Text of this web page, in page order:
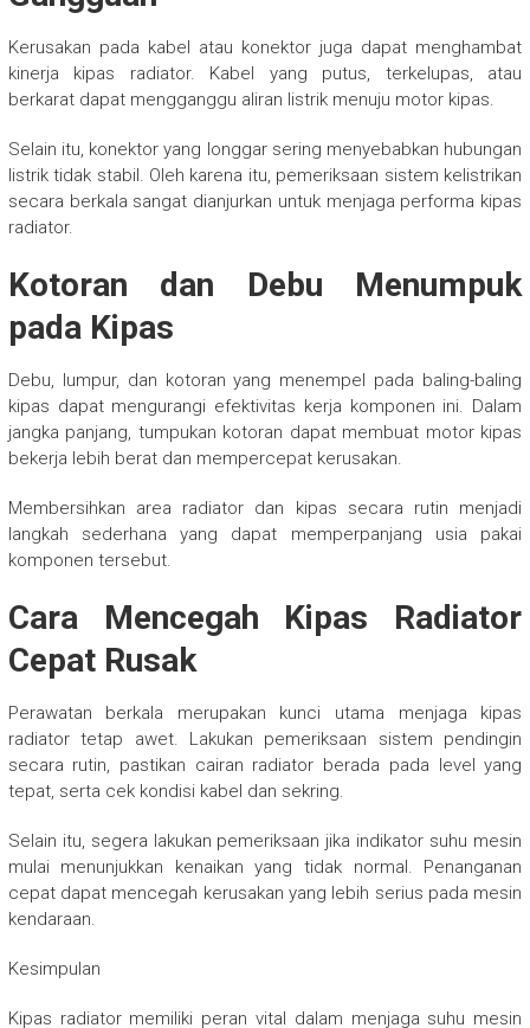
Kerusakan pada kabel atau konektor juga dapat menghambat
kinerja kipas radiator. Kabel yang putus, terkelupas, atau
berkarat dapat mengganggu aliran listrik menuju motor kipas.
Selain itu, konektor yang longgar sering menyebabkan hubungan
listrik tidak stabil. Oleh karena itu, pemeriksaan sistem kelistrikan
secara berkala sangat dianjurkan untuk menjaga performa kipas
radiator.
Kotoran dan Debu Menumpuk
pada Kipas
Debu, lumpur, dan kotoran yang menempel pada baling-baling
kipas dapat mengurangi efektivitas kerja komponen ini. Dalam
jangka panjang, tumpukan kotoran dapat membuat motor kipas
bekerja lebih berat dan mempercepat kerusakan.
Membersihkan area radiator dan kipas secara rutin menjadi
langkah sederhana yang dapat memperpanjang usia pakai
komponen tersebut.
Cara Mencegah Kipas Radiator
Cepat Rusak
Perawatan berkala merupakan kunci utama menjaga kipas
radiator tetap awet. Lakukan pemeriksaan sistem pendingin
secara rutin, pastikan cairan radiator berada pada level yang
tepat, serta cek kondisi kabel dan sekring.
Selain itu, segera lakukan pemeriksaan jika indikator suhu mesin
mulai menunjukkan kenaikan yang tidak normal. Penanganan
cepat dapat mencegah kerusakan yang lebih serius pada mesin
kendaraan.
Kesimpulan
Kipas radiator memiliki peran vital dalam menjaga suhu mesin